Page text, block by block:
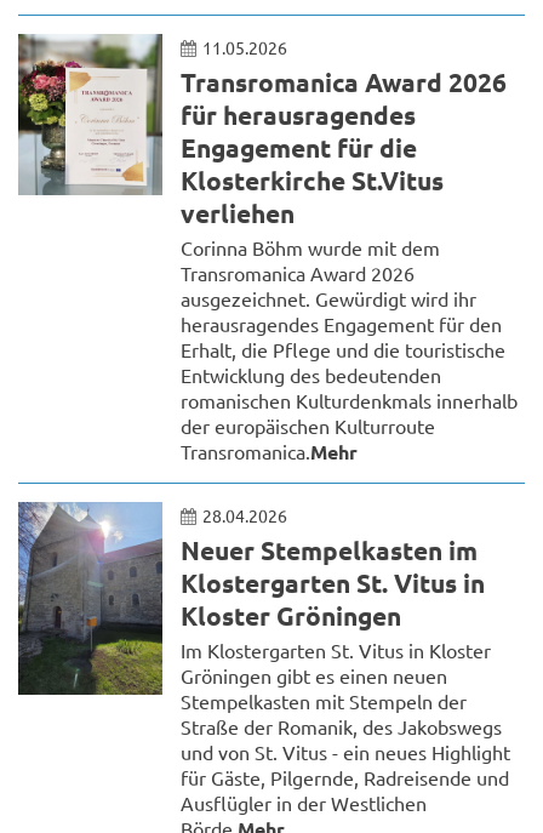
11.05.2026
Transromanica Award 2026
für herausragendes
Engagement für die
Klosterkirche St.Vitus
verliehen
Corinna Böhm wurde mit dem
Transromanica Award 2026
ausgezeichnet. Gewürdigt wird ihr
herausragendes Engagement für den
Erhalt, die Pflege und die touristische
Entwicklung des bedeutenden
romanischen Kulturdenkmals innerhalb
der europäischen Kulturroute
Transromanica.Mehr
28.04.2026
Neuer Stempelkasten im
Klostergarten St. Vitus in
Kloster Gröningen
Im Klostergarten St. Vitus in Kloster
Gröningen gibt es einen neuen
Stempelkasten mit Stempeln der
Straße der Romanik, des Jakobswegs
und von St. Vitus - ein neues Highlight
für Gäste, Pilgernde, Radreisende und
Ausflügler in der Westlichen